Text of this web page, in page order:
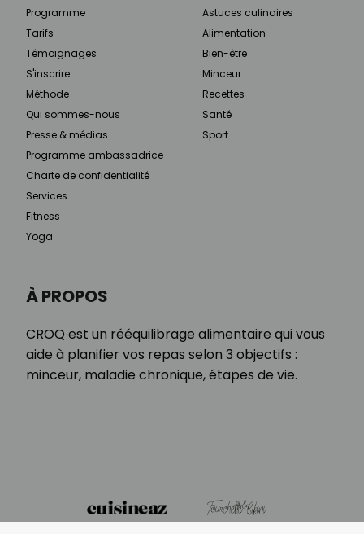
À PROPOS
CROQ est un rééquilibrage alimentaire qui vous
aide à planifier vos repas selon 3 objectifs :
minceur, maladie chronique, étapes de vie.
Programme
Tarifs
Témoignages
S'inscrire
Méthode
Qui sommes-nous
Presse & médias
Programme ambassadrice
Charte de confidentialité
Services
Fitness
Yoga
Astuces culinaires
Alimentation
Bien-être
Minceur
Recettes
Santé
Sport